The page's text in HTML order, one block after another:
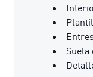
Suela